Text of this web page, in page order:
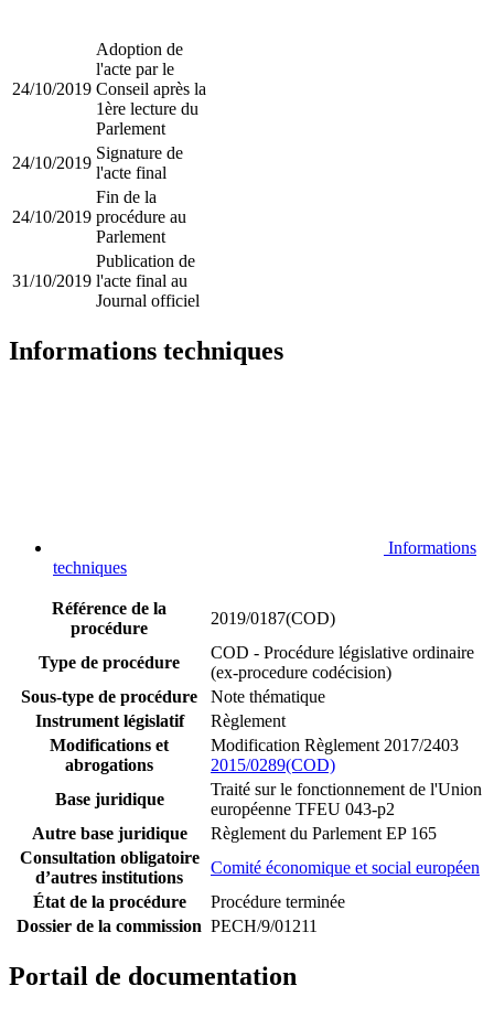
24/10/2019
Adoption de
l'acte par le
Conseil après la
1ère lecture du
Parlement
24/10/2019
Signature de
l'acte final
24/10/2019
Fin de la
procédure au
Parlement
31/10/2019
Publication de
l'acte final au
Journal officiel
Informations techniques
Informations
techniques
Référence de la
procédure
2019/0187(COD)
Type de procédure
COD - Procédure législative ordinaire
(ex-procedure codécision)
Sous-type de procédure
Note thématique
Instrument législatif
Règlement
Modifications et
abrogations
Modification Règlement 2017/2403
2015/0289(COD)
Base juridique
Traité sur le fonctionnement de l'Union
européenne TFEU 043-p2
Autre base juridique
Règlement du Parlement EP 165
Consultation obligatoire
d’autres institutions
Comité économique et social européen
État de la procédure
Procédure terminée
Dossier de la commission PECH/9/01211
Portail de documentation